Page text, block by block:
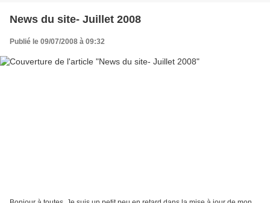
News du site- Juillet 2008
Publié le 09/07/2008 à 09:32